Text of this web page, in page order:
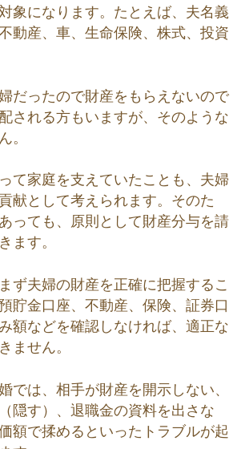
象になります。たとえば、夫名義
動産、車、生命保険、株式、投資
だったので財産をもらえないので
される方もいますが、そのような
。
て家庭を支えていたことも、夫婦
献として考えられます。そのた
っても、原則として財産分与を請
ます。
ず夫婦の財産を正確に把握するこ
貯金口座、不動産、保険、証券口
額などを確認しなければ、適正な
ません。
では、相手が財産を開示しない、
隠す）、退職金の資料を出さな
額で揉めるといったトラブルが起